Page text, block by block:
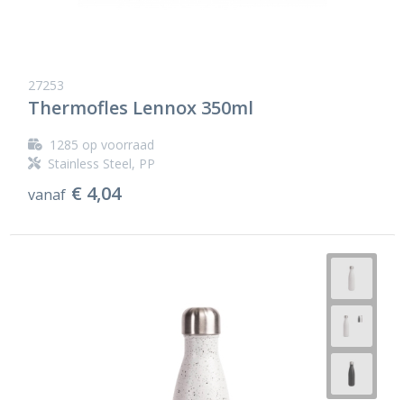
27253
Thermofles Lennox 350ml
1285 op voorraad
Stainless Steel, PP
vanaf € 4,04